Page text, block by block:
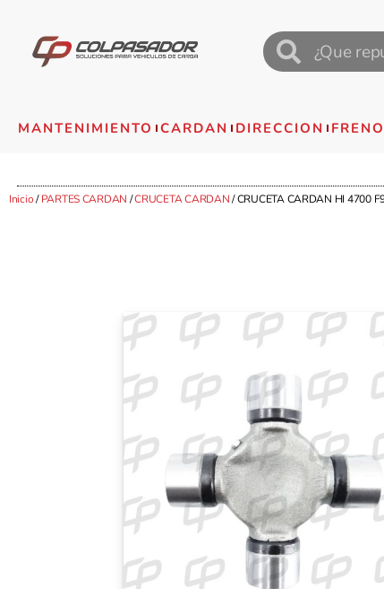
MANTENIMIENTO CARDAN DIRECCION FRENO
Inicio/PARTES CARDAN /CRUCETA CARDAN/ CRUCETA CARDAN HI 4700